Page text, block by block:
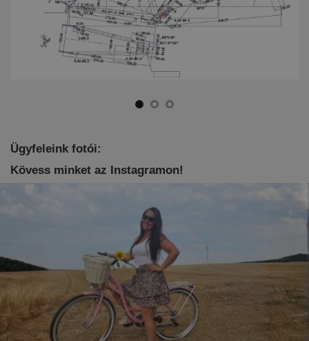
Ügyfeleink fotói:
Kövess minket az Instagramon!